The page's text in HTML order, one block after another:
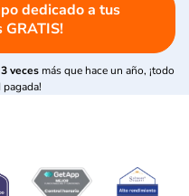
dedicado a tus
GRATIS!
3 veces más que hace un año, ¡todo